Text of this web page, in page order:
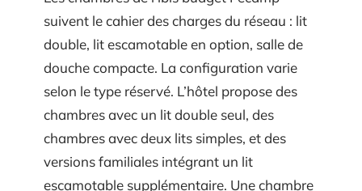
suivent le cahier des charges du réseau : lit
double, lit escamotable en option, salle de
douche compacte. La configuration varie
selon le type réservé. L’hôtel propose des
chambres avec un lit double seul, des
chambres avec deux lits simples, et des
versions familiales intégrant un lit
escamotable supplémentaire. Une chambre